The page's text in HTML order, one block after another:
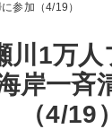
参加（4/19）
川1万人
岸一斉
（4/19）